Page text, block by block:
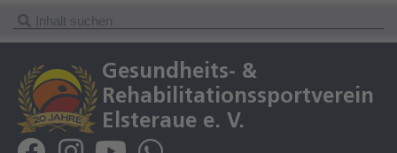
Gesundheits- &
Rehabilitationssportverein
Elsteraue e. V.